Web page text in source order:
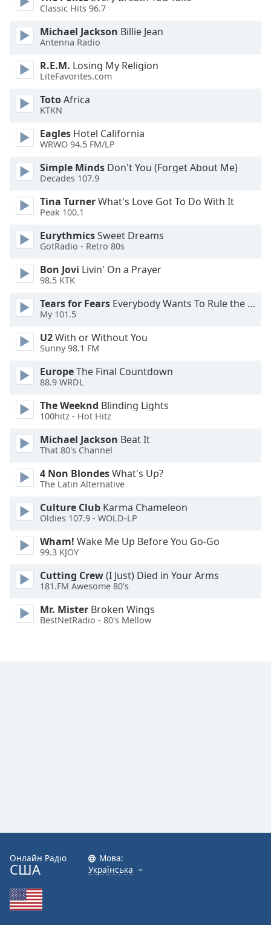
window.
Escape
cancel
and
close
Text
Color
Opacity
Text
Background
Color
Opacity
Caption
Area
Color
Opacity
Font
Size
Text
Edge
Style
Font
Reset
Done
Classic Hits 96.7
Michael Jackson Billie Jean
Antenna Radio
R.E.M. Losing My Religion
LiteFavorites.com
TotoAfrica
KTKN
Eagles Hotel California
WRWO 94.5 FM/LP
Simple Minds Don't You (Forget About Me)
Decades 107.9
Tina TurnerWhat's Love Got To Do With It
Peak 100.1
EurythmicsSweet Dreams
GotRadio - Retro 80s
Bon Jovi Livin' On a Prayer
98.5 KTK
Tears for Fears Everybody Wants To Rule the World
My 101.5
U2With or Without You
Sunny 98.1 FM
EuropeThe Final Countdown
88.9 WRDL
The Weeknd Blinding Lights
100hitz - Hot Hitz
Michael Jackson Beat It
That 80's Channel
4 Non BlondesWhat's Up?
The Latin Alternative
Culture Club Karma Chameleon
Oldies 107.9 - WOLD-LP
Wham! Wake Me Up Before You Go-Go
99.3 KJOY
Cutting Crew(I Just) Died in Your Arms
181.FM Awesome 80's
Mr. Mister Broken Wings
BestNetRadio - 80's Mellow
Онлайн Радіо
США
Мова:
Українська